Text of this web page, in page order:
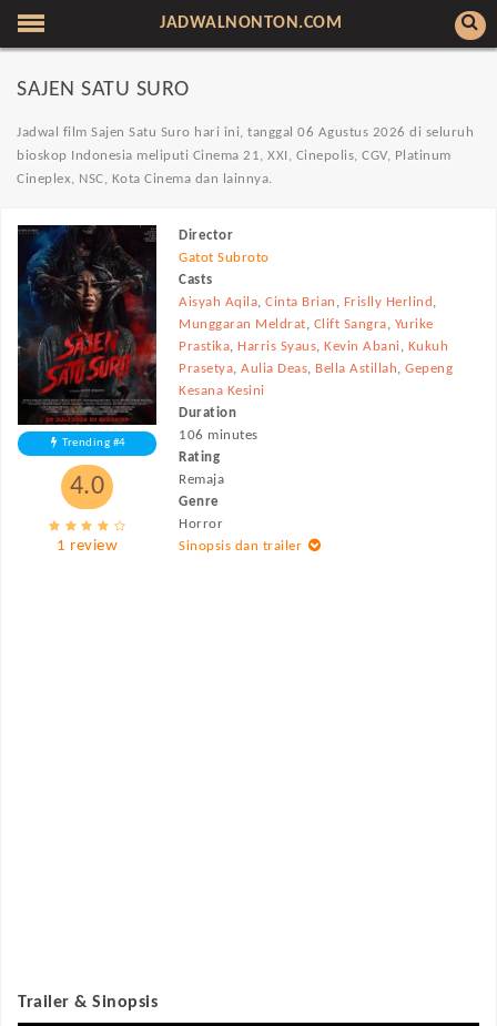
JADWALNONTON.COM
SAJEN SATU SURO
Jadwal film Sajen Satu Suro hari ini, tanggal 06 Agustus 2026 di seluruh
bioskop Indonesia meliputi Cinema 21, XXI, Cinepolis, CGV, Platinum
Cineplex, NSC, Kota Cinema dan lainnya.
Trending #4
4.0
1 review
Director
Gatot Subroto
Casts
Aisyah Aqila,Cinta Brian , Frislly Herlind ,
Munggaran Meldrat, Clift Sangra, Yurike
Prastika, Harris Syaus,Kevin Abani, Kukuh
Prasetya,Aulia Deas, Bella Astillah,Gepeng
Kesana Kesini
Duration
106 minutes
Rating
Remaja
Genre
Horror
Sinopsis dan trailer
Trailer & Sinopsis